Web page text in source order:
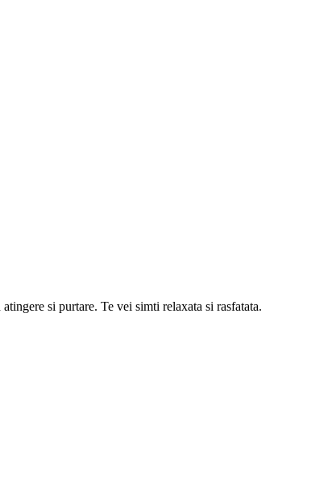
si purtare. Te vei simti relaxata si rasfatata.